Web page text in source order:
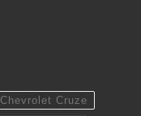
Chevrolet Cruze